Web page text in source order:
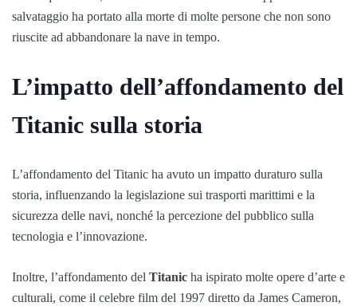
salvataggio ha portato alla morte di molte persone che non sono
riuscite ad abbandonare la nave in tempo.
L’impatto dell’affondamento del
Titanic sulla storia
L’affondamento del Titanic ha avuto un impatto duraturo sulla
storia, influenzando la legislazione sui trasporti marittimi e la
sicurezza delle navi, nonché la percezione del pubblico sulla
tecnologia e l’innovazione.
Inoltre, l’affondamento del Titanic ha ispirato molte opere d’arte e
culturali, come il celebre film del 1997 diretto da James Cameron,